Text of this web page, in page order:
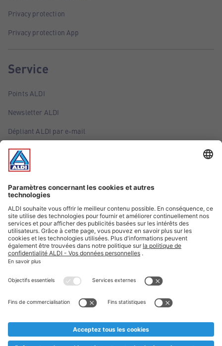
Privacy protection
Privacy protection App
Service
Points ALDI
Newsletter ALDI
Dépliant ALDI par e-mail
Offres
Infos essentielles
Suivez ALDI Belgique
Textes marqués d'un astérisque et mentions légales
* Nous vendons ces articles temporairement et jusqu'à
au cas où, malgré le planning bien étudié, nous serions
prématurément en rupture de stock. Prix Recupel et TVA incl.
** Sur ce site, l’utilisation de la forme masculine a été adoptée